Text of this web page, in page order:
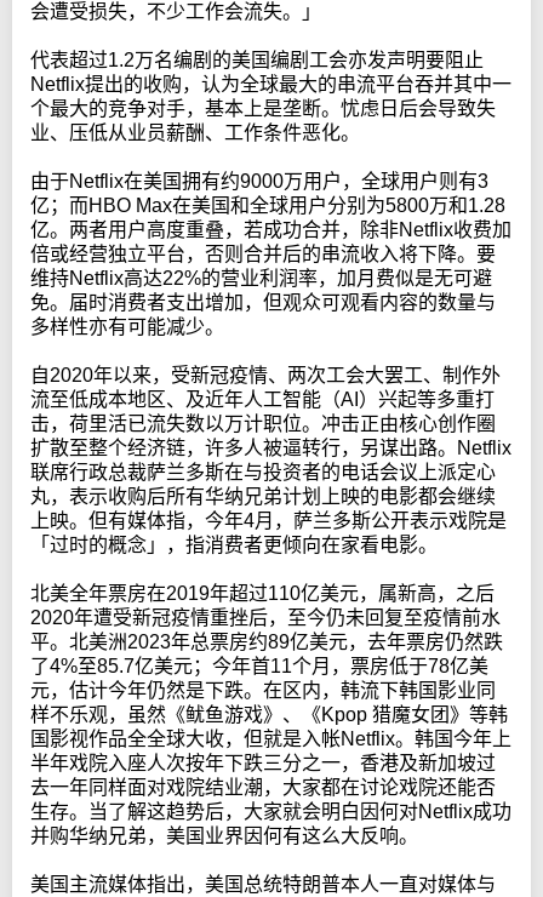
会遭受损失，不少工作会流失。」
代表超过1.2万名编剧的美国编剧工会亦发声明要阻止
Netflix提出的收购，认为全球最大的串流平台吞并其中一
个最大的竞争对手，基本上是垄断。忧虑日后会导致失
业、压低从业员薪酬、工作条件恶化。
由于Netflix在美国拥有约9000万用户，全球用户则有3
亿；而HBO Max在美国和全球用户分别为5800万和1.28
亿。两者用户高度重叠，若成功合并，除非Netflix收费加
倍或经营独立平台，否则合并后的串流收入将下降。要
维持Netflix高达22%的营业利润率，加月费似是无可避
免。届时消费者支出增加，但观众可观看内容的数量与
多样性亦有可能减少。
自2020年以来，受新冠疫情、两次工会大罢工、制作外
流至低成本地区、及近年人工智能（AI）兴起等多重打
击，荷里活已流失数以万计职位。冲击正由核心创作圈
扩散至整个经济链，许多人被逼转行，另谋出路。Netflix
联席行政总裁萨兰多斯在与投资者的电话会议上派定心
丸，表示收购后所有华纳兄弟计划上映的电影都会继续
上映。但有媒体指，今年4月，萨兰多斯公开表示戏院是
「过时的概念」，指消费者更倾向在家看电影。
北美全年票房在2019年超过110亿美元，属新高，之后
2020年遭受新冠疫情重挫后，至今仍未回复至疫情前水
平。北美洲2023年总票房约89亿美元，去年票房仍然跌
了4%至85.7亿美元；今年首11个月，票房低于78亿美
元，估计今年仍然是下跌。在区内，韩流下韩国影业同
样不乐观，虽然《鱿鱼游戏》、《Kpop 猎魔女团》等韩
国影视作品全全球大收，但就是入帐Netflix。韩国今年上
半年戏院入座人次按年下跌三分之一，香港及新加坡过
去一年同样面对戏院结业潮，大家都在讨论戏院还能否
生存。当了解这趋势后，大家就会明白因何对Netflix成功
并购华纳兄弟，美国业界因何有这么大反响。
美国主流媒体指出，美国总统特朗普本人一直对媒体与